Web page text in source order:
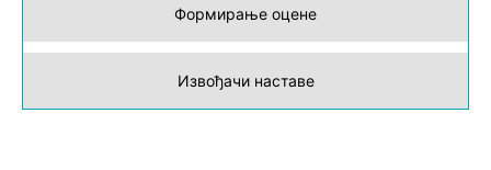
Формирање оцене
Извођачи наставе